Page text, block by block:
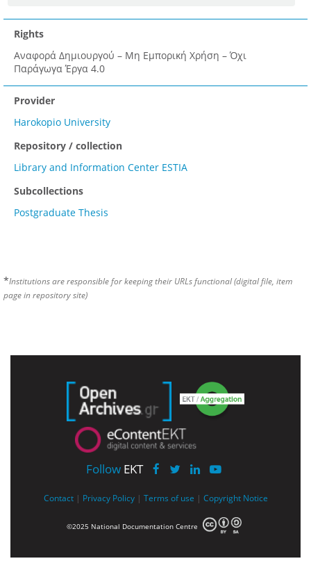
Rights
Αναφορά Δημιουργού – Μη Εμπορική Χρήση – Όχι
Παράγωγα Έργα 4.0
Provider
Harokopio University
Repository / collection
Library and Information Center ESTIA
Subcollections
Postgraduate Thesis
*Institutions are responsible for keeping their URLs functional (digital file, item
page in repository site)
Follow EKT
Contact | Privacy Policy | Terms of use | Copyright Notice
©2025 National Documentation Centre